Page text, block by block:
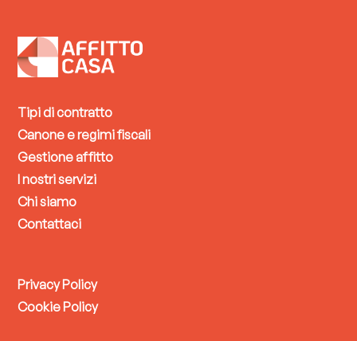
Tipi di contratto
Canone e regimi fiscali
Gestione affitto
I nostri servizi
Chi siamo
Contattaci
Privacy Policy
Cookie Policy